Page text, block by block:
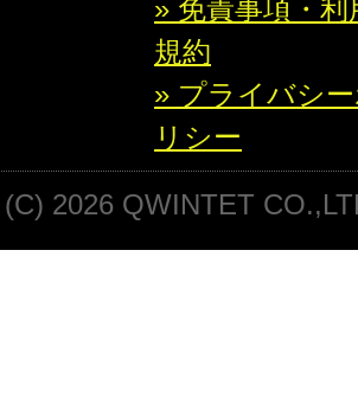
» 免責事項・利
規約
» プライバシ
リシー
2026 QWINTET